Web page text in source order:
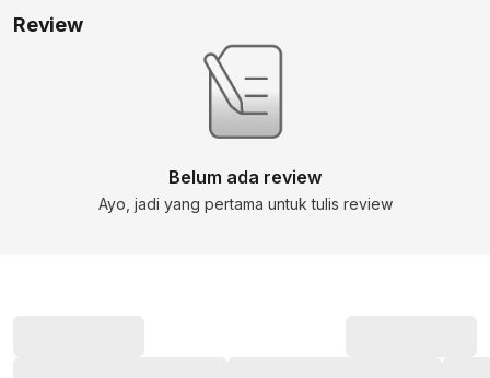
Review
Belum ada review
Ayo, jadi yang pertama untuk tulis review